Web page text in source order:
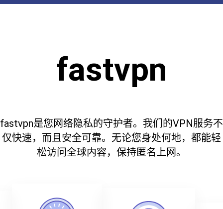
fastvpn
fastvpn是您网络隐私的守护者。我们的VPN服务不
仅快速，而且安全可靠。无论您身处何地，都能轻
松访问全球内容，保持匿名上网。